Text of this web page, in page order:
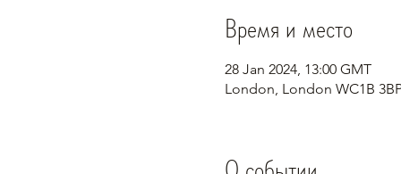
Время и место
28 Jan 2024, 13:00 GMT
London, London WC1B